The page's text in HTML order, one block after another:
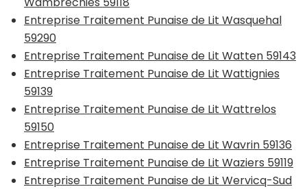
Entreprise Traitement Punaise de Lit Wasquehal
59290
Entreprise Traitement Punaise de Lit Watten 59143
Entreprise Traitement Punaise de Lit Wattignies
59139
Entreprise Traitement Punaise de Lit Wattrelos
59150
Entreprise Traitement Punaise de Lit Wavrin 59136
Entreprise Traitement Punaise de Lit Waziers 59119
Entreprise Traitement Punaise de Lit Wervicq-Sud